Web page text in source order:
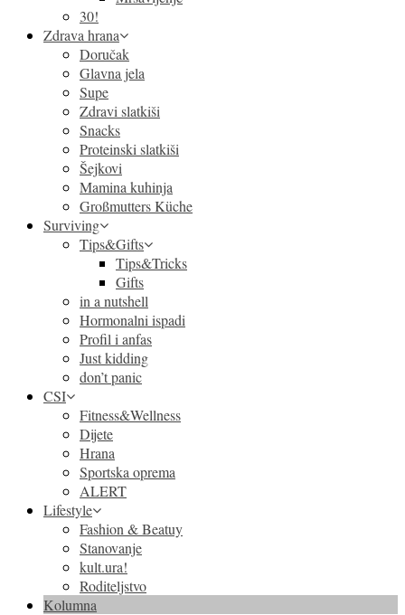
30!
Zdrava hrana
Doručak
Glavna jela
Supe
Zdravi slatkiši
Snacks
Proteinski slatkiši
Šejkovi
Mamina kuhinja
Großmutters Küche
Surviving
Tips&Gifts
Tips&Tricks
Gifts
in a nutshell
Hormonalni ispadi
Profil i anfas
Just kidding
don’t panic
CSI
Fitness&Wellness
Dijete
Hrana
Sportska oprema
ALERT
Lifestyle
Fashion & Beatuy
Stanovanje
kult.ura!
Roditeljstvo
Kolumna